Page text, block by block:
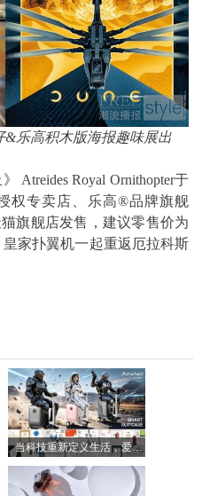
乐高积木版海报趣味展出
Atreides Royal Ornithopter于
权专卖店、乐高®品牌旗舰
旗舰店发售，建议零售价为
家扑翼机一起重返厄拉科斯
当科技重新定义生活，爱尔威Airwheel正在